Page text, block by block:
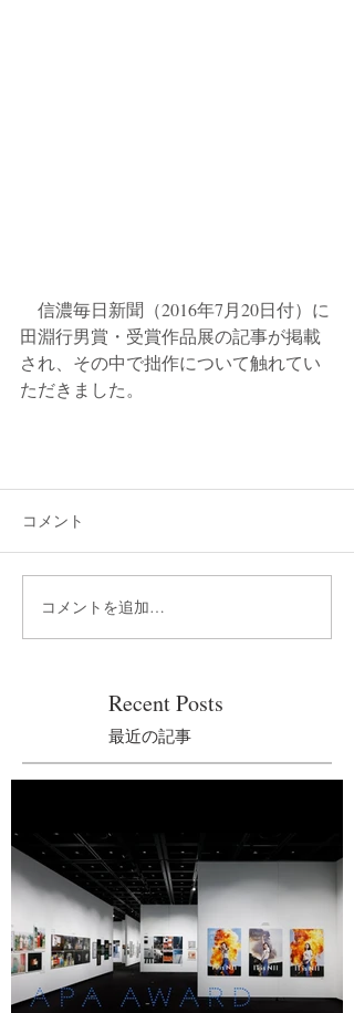
信濃毎日新聞（2016年7月20日付）に
田淵行男賞・受賞作品展の記事が掲載
され、その中で拙作について触れてい
ただきました。
コメント
コメントを追加…
Recent Posts
最近の記事